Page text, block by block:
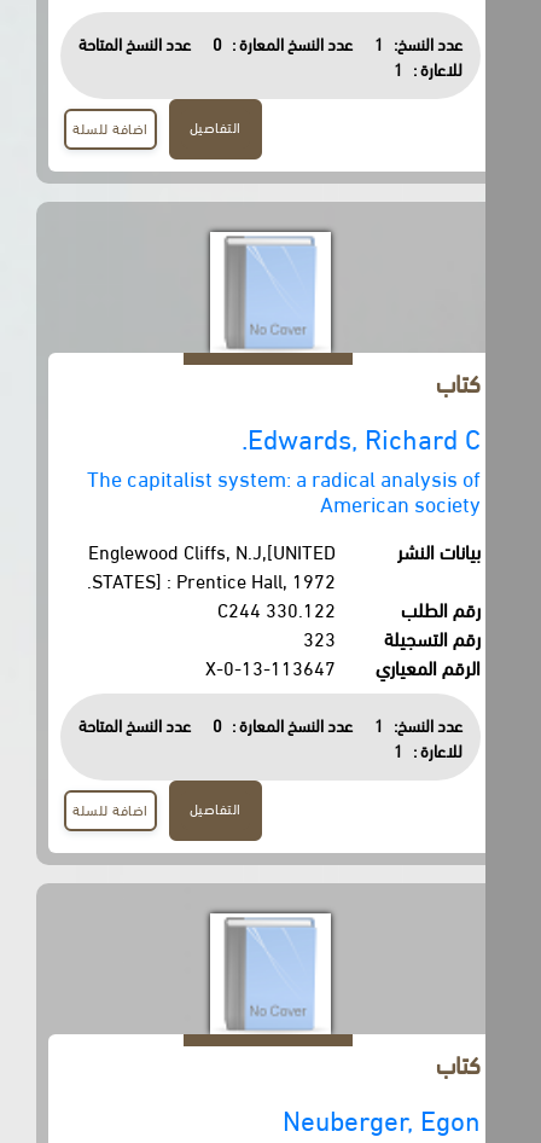
عدد النسخ: 1 عدد النسخ المعارة : 0
عدد النسخ المتاحة
للاعارة :
1
اضافة للسلة
Edwards, Richard C.
The capitalist system: a radical analysis of
American society
بيانات النشر
Englewood Cliffs, N.J,[UNITED
STATES] : Prentice Hall, 1972.
رقم الطلب
330.122 C244
رقم التسجيلة
323
الرقم المعياري
0-13-113647-X
عدد النسخ: 1 عدد النسخ المعارة : 0
عدد النسخ المتاحة
للاعارة :
1
اضافة للسلة
Neuberger, Egon